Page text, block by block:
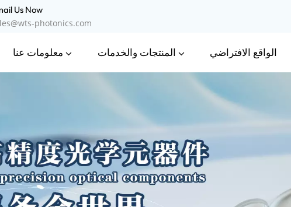
Us Now
photonics.com
معلومات عنا المنتجات والخدمات الواقع الافتراضي